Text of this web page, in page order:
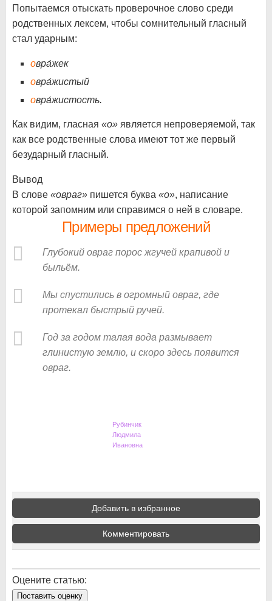
Попытаемся отыскать проверочное слово среди
родственных лексем, чтобы сомнительный гласный
стал ударным:
овра́жек
овра́жистый
овра́жистость.
Как видим, гласная «о» является непроверяемой, так
как все родственные слова имеют тот же первый
безударный гласный.
Вывод
В слове «овраг» пишется буква «о», написание
которой запомним или справимся о ней в словаре.
Примеры предложений
Глубокий овраг порос жгучей крапивой и
быльём.
Мы спустились в огромный овраг, где
протекал быстрый ручей.
Год за годом талая вода размывает
глинистую землю, и скоро здесь появится
овраг.
Рубинчик
Людмила
Ивановна
Добавить в избранное
Комментировать
Оцените статью:
Поставить оценку